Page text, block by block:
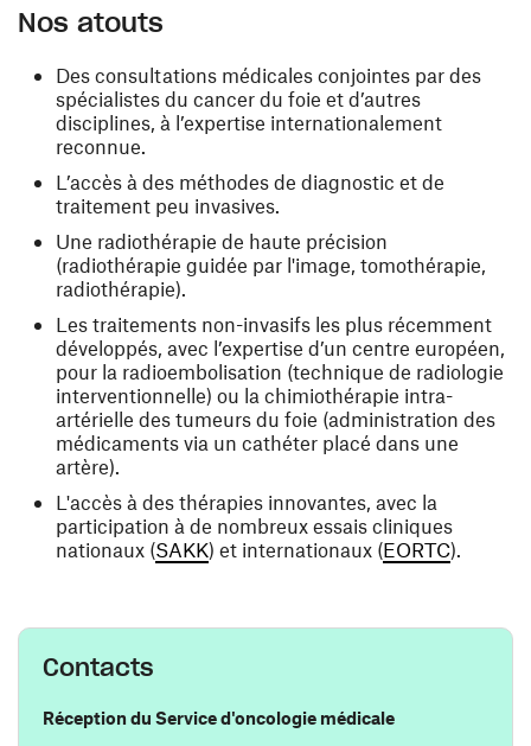
Nos atouts
Des consultations médicales conjointes par des
spécialistes du cancer du foie et d’autres
disciplines, à l’expertise internationalement
reconnue.
L’accès à des méthodes de diagnostic et de
traitement peu invasives.
Une radiothérapie de haute précision
(radiothérapie guidée par l'image, tomothérapie,
radiothérapie).
Les traitements non-invasifs les plus récemment
développés, avec l’expertise d’un centre européen,
pour la radioembolisation (technique de radiologie
interventionnelle) ou la chimiothérapie intra-
artérielle des tumeurs du foie (administration des
médicaments via un cathéter placé dans une
artère).
L'accès à des thérapies innovantes, avec la
participation à de nombreux essais cliniques
nationaux (SAKK(ouvre une nouvelle fenêtre)
) et internationaux (EORTC(ouvre
).
Contacts
Réception du Service d'oncologie médicale